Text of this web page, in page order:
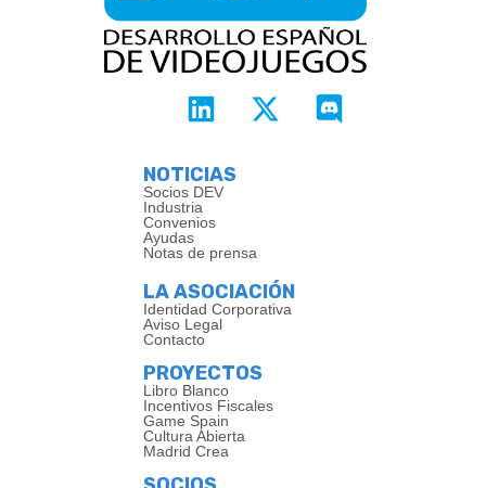
NOTICIAS
Socios DEV
Industria
Convenios
Ayudas
Notas de prensa
LA ASOCIACIÓN
Identidad Corporativa
Aviso Legal
Contacto
PROYECTOS
Libro Blanco
Incentivos Fiscales
Game Spain
Cultura Abierta
Madrid Crea